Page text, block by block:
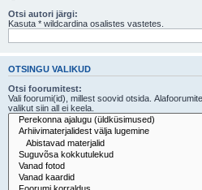
Otsi autori järgi:
Kasuta * wildcardina osalistes vastetes.
OTSINGU VALIKUD
Otsi foorumitest:
Vali foorumi(id), millest soovid otsida.
valikut siin all ei keela.